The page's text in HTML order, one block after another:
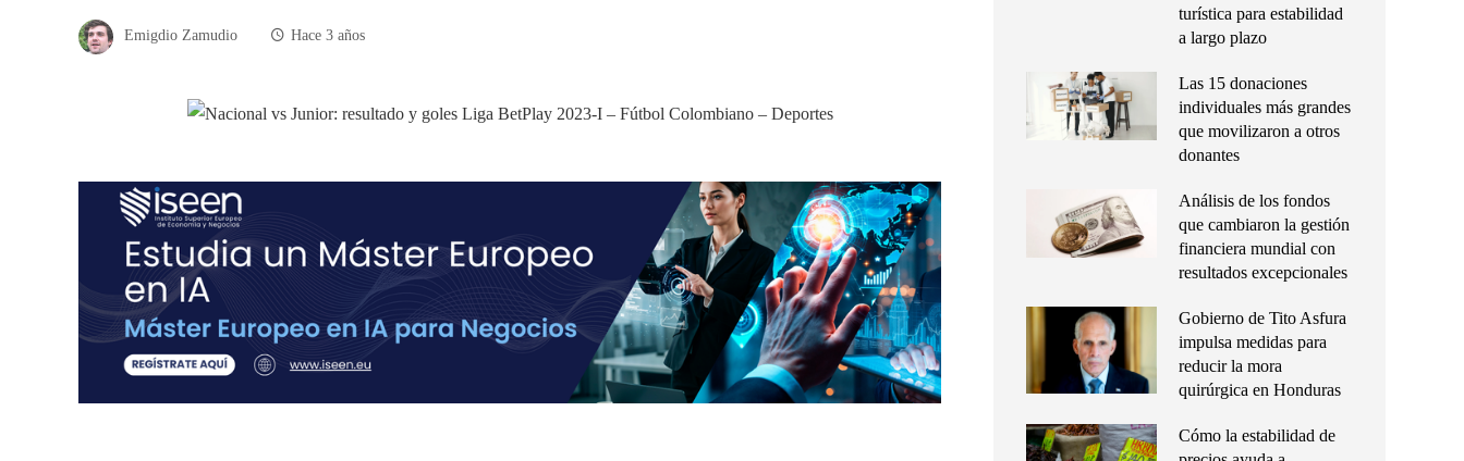
Emigdio Zamudio Hace 3 años
turística para estabilidad
a largo plazo
Las 15 donaciones
individuales más grandes
que movilizaron a otros
donantes
Análisis de los fondos
que cambiaron la gestión
financiera mundial con
resultados excepcionales
Gobierno de Tito Asfura
impulsa medidas para
reducir la mora
quirúrgica en Honduras
Cómo la estabilidad de